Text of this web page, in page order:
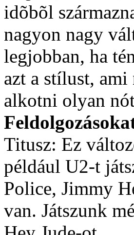
idõbõl
nagyon nagy
legjobban, ha
azt a stílust,
alkotni olyan
Titusz: Ez
például U2-t
Police, Jimmy
van. Játszunk